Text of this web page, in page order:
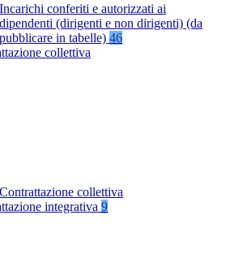
Incarichi conferiti e autorizzati ai
dipendenti (dirigenti e non dirigenti) (da
pubblicare in tabelle) 46
collettiva
Contrattazione collettiva
integrativa 9